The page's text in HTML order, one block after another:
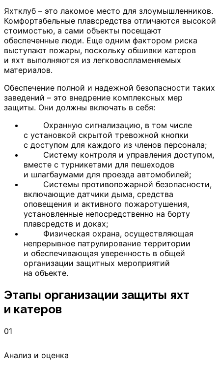
Яхтклуб – это лакомое место для злоумышленников.
Комфортабельные плавсредства отличаются высокой
стоимостью, а сами объекты посещают
обеспеченные люди. Еще одним фактором риска
выступают пожары, поскольку обшивки катеров
и яхт выполняются из легковоспламеняемых
материалов.
Обеспечение полной и надежной безопасности таких
заведений – это внедрение комплексных мер
защиты. Они должны включать в себя:
Охранную сигнализацию, в том числе
с установкой скрытой тревожной кнопки
с доступом для каждого из членов персонала;
Систему контроля и управления доступом,
вместе с турникетами для пешеходов
и шлагбаумами для проезда автомобилей;
Системы противопожарной безопасности,
включающие датчики дыма, средства
оповещения и активного пожаротушения,
установленные непосредственно на борту
плавсредств и доках;
Физическая охрана, осуществляющая
непрерывное патрулирование территории
и обеспечивающая уверенность в общей
организации защитных мероприятий
на объекте.
Этапы организации защиты яхт
и катеров
01
Анализ и оценка